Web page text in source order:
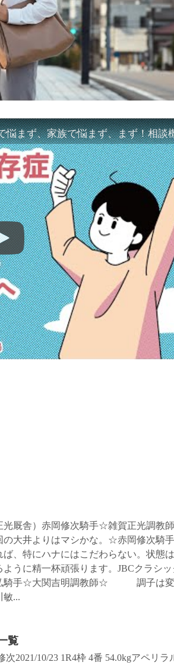
光厩舎）赤岡修次騎手☆雑賀正光調教
の大井よりはマシかな。☆赤岡修次騎
、特にハナにはこだわらない。状態
ように精一杯頑張ります。JBCクラシ
弘騎手☆大関吉明調教師☆ 調子は変
敏...
覧
2021/10/23 1R4枠 4番 54.0kgアペリラ